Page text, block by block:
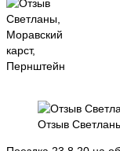
Отзыв